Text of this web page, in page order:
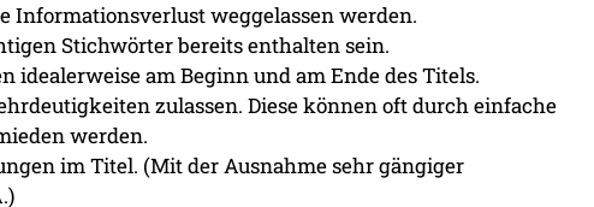
Informationsverlust weggelassen werden.
Stichwörter bereits enthalten sein.
idealerweise am Beginn und am Ende des Titels.
zulassen. Diese können oft durch einfache
werden.
im Titel. (Mit der Ausnahme sehr gängiger